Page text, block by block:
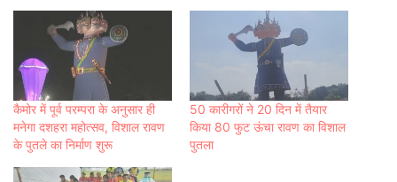
कैमोर में पूर्व परम्परा के अनुसार ही
मनेगा दशहरा महोत्सव, विशाल रावण
के पुतले का निर्माण शुरू
50 कारीगरों ने 20 दिन में तैयार
किया 80 फुट ऊंचा रावण का विशाल
पुतला